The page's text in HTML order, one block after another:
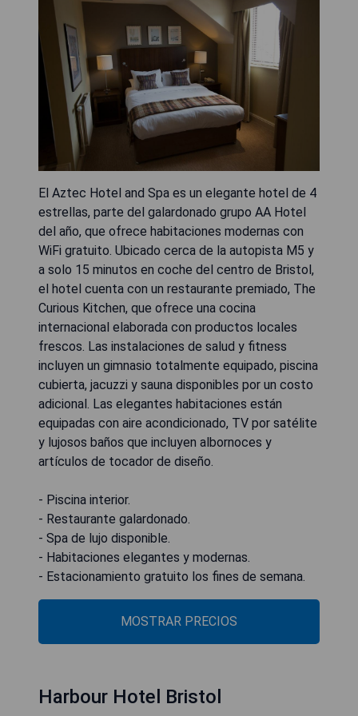
El Aztec Hotel and Spa es un elegante hotel de 4
estrellas, parte del galardonado grupo AA Hotel
del año, que ofrece habitaciones modernas con
WiFi gratuito. Ubicado cerca de la autopista M5 y
a solo 15 minutos en coche del centro de Bristol,
el hotel cuenta con un restaurante premiado, The
Curious Kitchen, que ofrece una cocina
internacional elaborada con productos locales
frescos. Las instalaciones de salud y fitness
incluyen un gimnasio totalmente equipado, piscina
cubierta, jacuzzi y sauna disponibles por un costo
adicional. Las elegantes habitaciones están
equipadas con aire acondicionado, TV por satélite
y lujosos baños que incluyen albornoces y
artículos de tocador de diseño.
- Piscina interior.
- Restaurante galardonado.
- Spa de lujo disponible.
- Habitaciones elegantes y modernas.
- Estacionamiento gratuito los fines de semana.
MOSTRAR PRECIOS
Harbour Hotel Bristol